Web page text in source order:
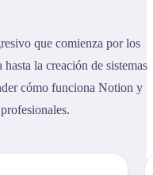
que comienza por los
la creación de sistemas
cómo funciona Notion y